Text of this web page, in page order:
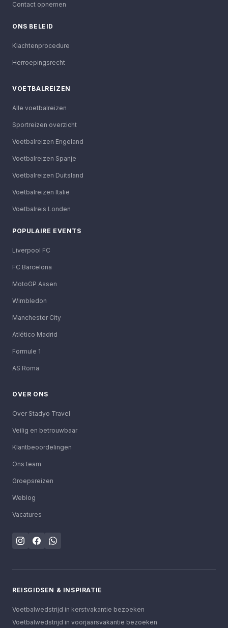
Contact opnemen
ONS BELEID
Klachtenprocedure
Herroepingsrecht
VOETBALREIZEN
Alle voetbalreizen
Sportreizen overzicht
Voetbalreizen Engeland
Voetbalreizen Spanje
Voetbalreizen Duitsland
Voetbalreizen Italië
Voetbalreis Londen
POPULAIRE EVENTS
Liverpool FC
FC Barcelona
MotoGP Assen
Wimbledon
Manchester City
Atlético Madrid
Formule 1
AS Roma
OVER ONS
Over Stadyo Travel
Veilig en betrouwbaar
Klantbeoordelingen
Ons team
Groepsreizen
Weblog
Vacatures
REISGIDSEN & INSPIRATIE
Voetbalwedstrijd in kerstvakantie bezoeken
Voetbalwedstrijd in voorjaarsvakantie bezoeken